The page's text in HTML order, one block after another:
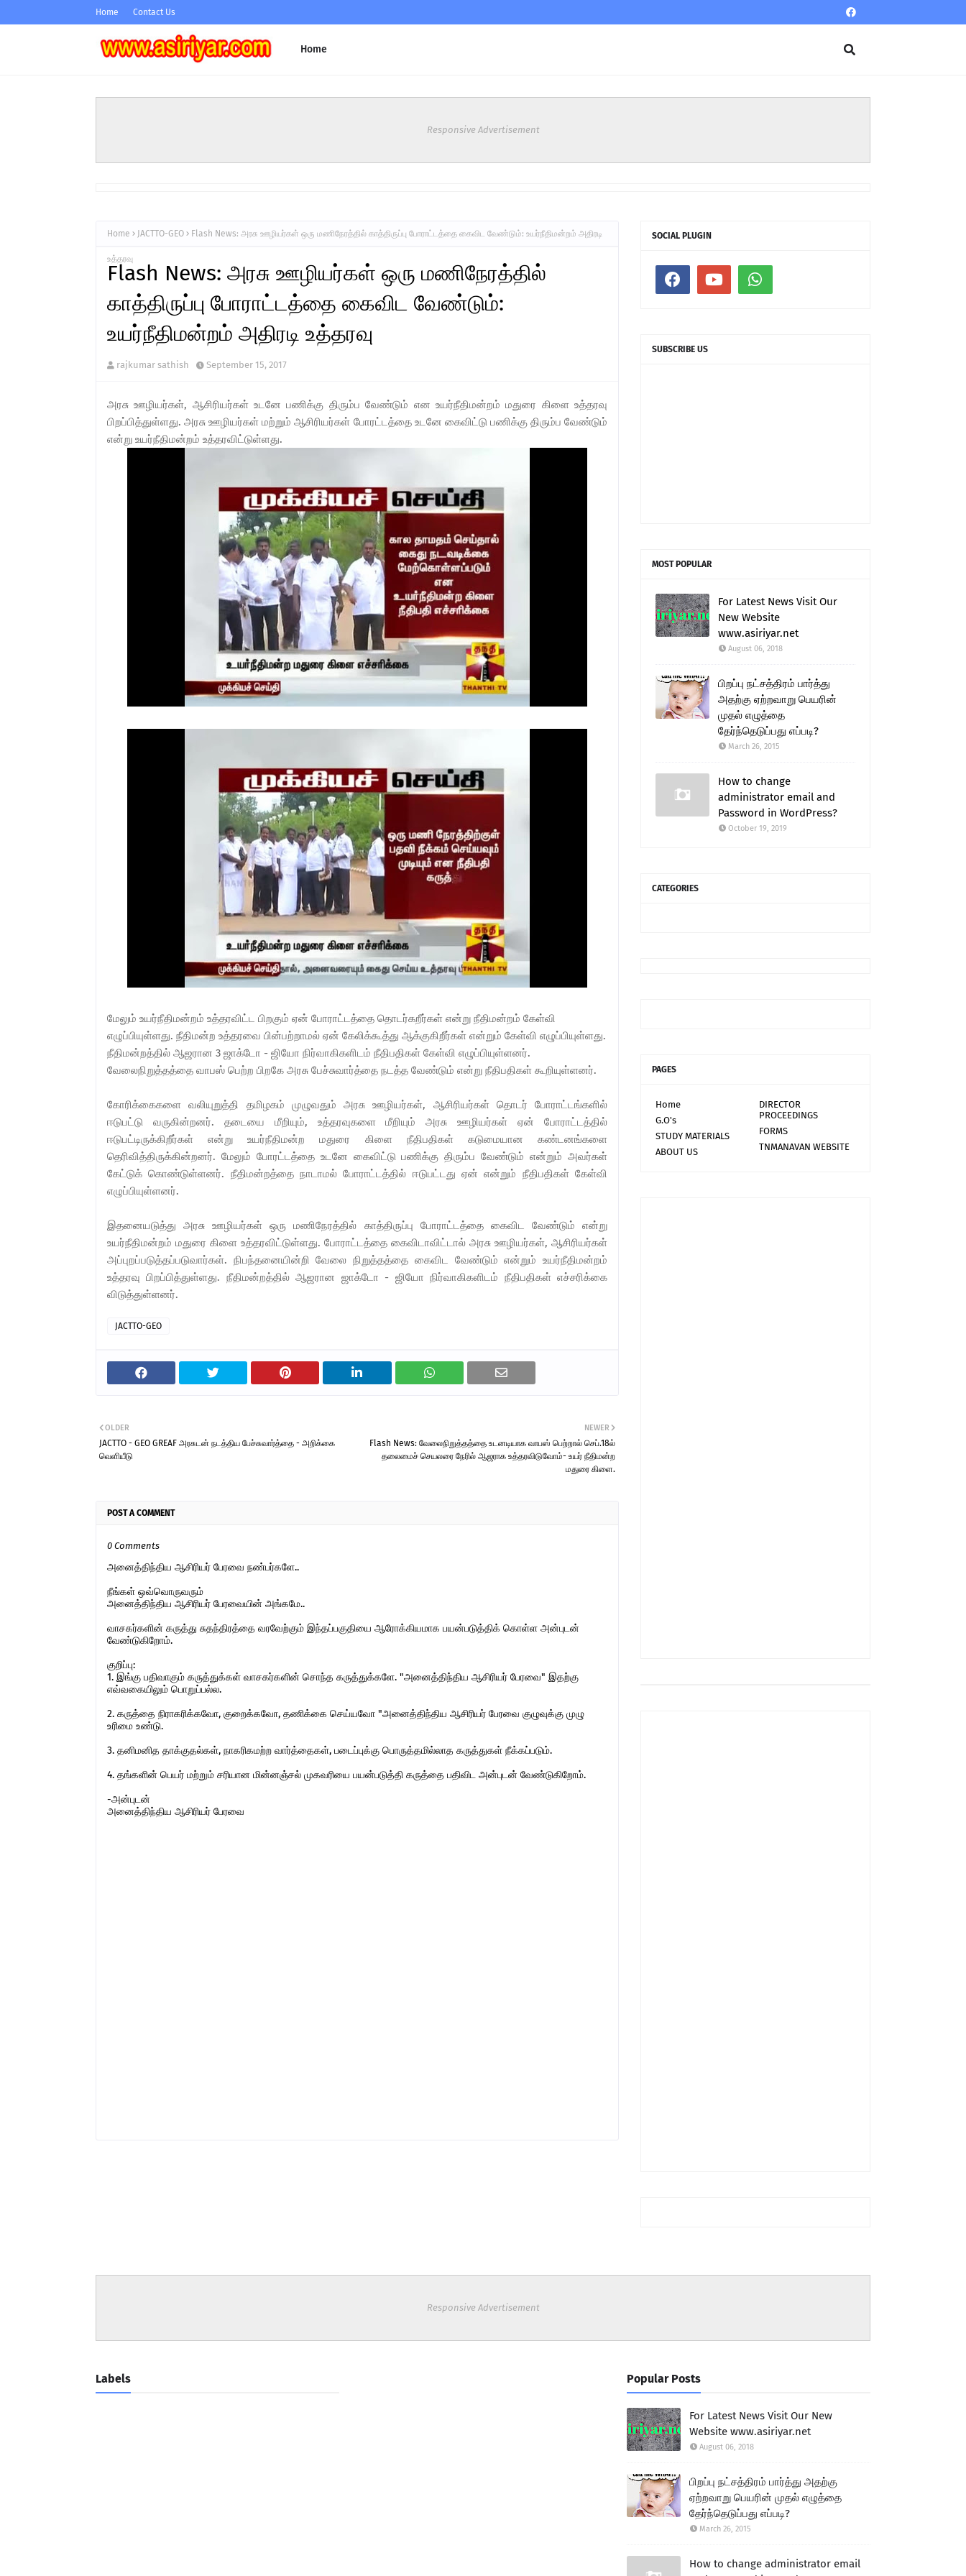
Home Contact Us
Home
Responsive Advertisement
Home JACTTO-GEO Flash News: அரசு ஊழியர்கள் ஒரு மணிநேரத்தில் காத்திருப்பு போராட்டத்தை கைவிட வேண்டும்: உயர்நீதிமன்றம் அதிரடி
உத்தரவு
Flash News: அரசு ஊழியர்கள் ஒரு மணிநேரத்தில்
காத்திருப்பு போராட்டத்தை கைவிட வேண்டும்:
உயர்நீதிமன்றம் அதிரடி உத்தரவு
rajkumar sathish September 15, 2017
அரசு ஊழியர்கள், ஆசிரியர்கள் உடனே பணிக்கு திரும்ப வேண்டும் என உயர்நீதிமன்றம் மதுரை கிளை உத்தரவு
பிறப்பித்துள்ளது. அரசு ஊழியர்கள் மற்றும் ஆசிரியர்கள் போரட்டத்தை உடனே கைவிட்டு பணிக்கு திரும்ப வேண்டும்
என்று உயர்நீதிமன்றம் உத்தரவிட்டுள்ளது.
மேலும் உயர்நீதிமன்றம் உத்தரவிட்ட பிறகும் ஏன் போராட்டத்தை தொடர்கறீர்கள் என்று நீதிமன்றம் கேள்வி
எழுப்பியுள்ளது. நீதிமன்ற உத்தரவை பின்பற்றாமல் ஏன் கேலிக்கூத்து ஆக்குகிறீர்கள் என்றும் கேள்வி எழுப்பியுள்ளது.
நீதிமன்றத்தில் ஆஜரான 3 ஜாக்டோ - ஜியோ நிர்வாகிகளிடம் நீதிபதிகள் கேள்வி எழுப்பியுள்ளனர்.
வேலைநிறுத்தத்தை வாபஸ் பெற்ற பிறகே அரசு பேச்சுவார்த்தை நடத்த வேண்டும் என்று நீதிபதிகள் கூறியுள்ளனர்.
கோரிக்கைகளை வலியுறுத்தி தமிழகம் முழுவதும் அரசு ஊழியர்கள், ஆசிரியர்கள் தொடர் போராட்டங்களில்
ஈடுபட்டு வருகின்றனர். தடையை மீறியும், உத்தரவுகளை மீறியும் அரசு ஊழியர்கள் ஏன் போராட்டத்தில்
ஈடுபட்டிருக்கிறீர்கள் என்று உயர்நீதிமன்ற மதுரை கிளை நீதிபதிகள் கடுமையான கண்டனங்களை
தெரிவித்திருக்கின்றனர். மேலும் போரட்டத்தை உடனே கைவிட்டு பணிக்கு திரும்ப வேண்டும் என்றும் அவர்கள்
கேட்டுக் கொண்டுள்ளனர். நீதிமன்றத்தை நாடாமல் போராட்டத்தில் ஈடுபட்டது ஏன் என்றும் நீதிபதிகள் கேள்வி
எழுப்பியுள்ளனர்.
இதனையடுத்து அரசு ஊழியர்கள் ஒரு மணிநேரத்தில் காத்திருப்பு போராட்டத்தை கைவிட வேண்டும் என்று
உயர்நீதிமன்றம் மதுரை கிளை உத்தரவிட்டுள்ளது. போராட்டத்தை கைவிடாவிட்டால் அரசு ஊழியர்கள், ஆசிரியர்கள்
அப்புறப்படுத்தப்படுவார்கள். நிபந்தனையின்றி வேலை நிறுத்தத்தை கைவிட வேண்டும் என்றும் உயர்நீதிமன்றம்
உத்தரவு பிறப்பித்துள்ளது. நீதிமன்றத்தில் ஆஜரான ஜாக்டோ - ஜியோ நிர்வாகிகளிடம் நீதிபதிகள் எச்சரிக்கை
விடுத்துள்ளனர்.
JACTTO-GEO
NEWER
Flash News: ​வேலைநிறுத்தத்தை உடனடியாக வாபஸ் பெற்றால் செப்.18ல்
தலைமைச் செயலரை நேரில் ஆஜராக உத்தரவிடுவோம்- உயர் நீதிமன்ற
மதுரை கிளை.​
OLDER
JACTTO - GEO GREAF அரசுடன் நடத்திய பேச்சுவார்த்தை - அறிக்கை
வெளியீடு
POST A COMMENT
0 Comments
அனைத்திந்திய ஆசிரியர் பேரவை நண்பர்களே..
நீங்கள் ஒவ்வொருவரும்
அனைத்திந்திய ஆசிரியர் பேரவையின் அங்கமே..
வாசகர்களின் கருத்து சுதந்திரத்தை வரவேற்கும் இந்தப்பகுதியை ஆரோக்கியமாக பயன்படுத்திக் கொள்ள அன்புடன்
வேண்டுகிறோம்.
குறிப்பு:
1. இங்கு பதிவாகும் கருத்துக்கள் வாசகர்களின் சொந்த கருத்துக்களே. "அனைத்திந்திய ஆசிரியர் பேரவை" இதற்கு
எவ்வகையிலும் பொறுப்பல்ல.
2. கருத்தை நிராகரிக்கவோ, குறைக்கவோ, தணிக்கை செய்யவோ "அனைத்திந்திய ஆசிரியர் பேரவை குழுவுக்கு முழு
உரிமை உண்டு.
3. தனிமனித தாக்குதல்கள், நாகரிகமற்ற வார்த்தைகள், படைப்புக்கு பொருத்தமில்லாத கருத்துகள் நீக்கப்படும்.
4. தங்களின் பெயர் மற்றும் சரியான மின்னஞ்சல் முகவரியை பயன்படுத்தி கருத்தை பதிவிட அன்புடன் வேண்டுகிறோம்.
-அன்புடன்
அனைத்திந்திய ஆசிரியர் பேரவை
SOCIAL PLUGIN
SUBSCRIBE US
MOST POPULAR
For Latest News Visit Our
New Website
www.asiriyar.net
August 06, 2018
பிறப்பு நட்சத்திரம் பார்த்து
அதற்கு ஏற்றவாறு பெயரின்
முதல் எழுத்தை
தேர்ந்தெடுப்பது எப்படி?
March 26, 2015
How to change
administrator email and
Password in WordPress?
October 19, 2019
CATEGORIES
PAGES
Home
DIRECTOR
PROCEEDINGS
G.O's
FORMS
STUDY MATERIALS
TNMANAVAN WEBSITE
ABOUT US
Responsive Advertisement
Labels Popular Posts
For Latest News Visit Our New
Website www.asiriyar.net
August 06, 2018
பிறப்பு நட்சத்திரம் பார்த்து அதற்கு
ஏற்றவாறு பெயரின் முதல் எழுத்தை
தேர்ந்தெடுப்பது எப்படி?
March 26, 2015
How to change administrator email